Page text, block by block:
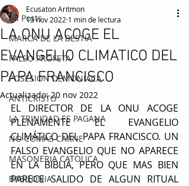
All Posts
MARCA DE LA BESTIA
FALSO PROFETA
POSESION DEMONIACA
ANTICRISTO
LA TRINIDAD ES PAGANA
NO COMAS CARNE
MASONERIA CATOLICA
BABILONIA
LA ONU ACOGE EL
EVANGELIO CLIMATICO DEL
PAPA FRANCISCO
Ecusaton Aritmon
13 nov 2022 1 min de lectura
Actualizado:20 nov 2022
EL DIRECTOR DE LA ONU ACOGE
PLENAMENTE EL EVANGELIO
CLIMÁTICO DEL PAPA FRANCISCO. UN
FALSO EVANGELIO QUE NO APARECE
EN LA BIBLIA, PERO QUE MAS BIEN
PARECE SALIDO DE ALGUN RITUAL